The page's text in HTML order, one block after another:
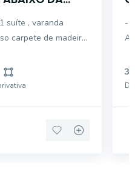
suíte , varanda
carpete de madeira
-
3